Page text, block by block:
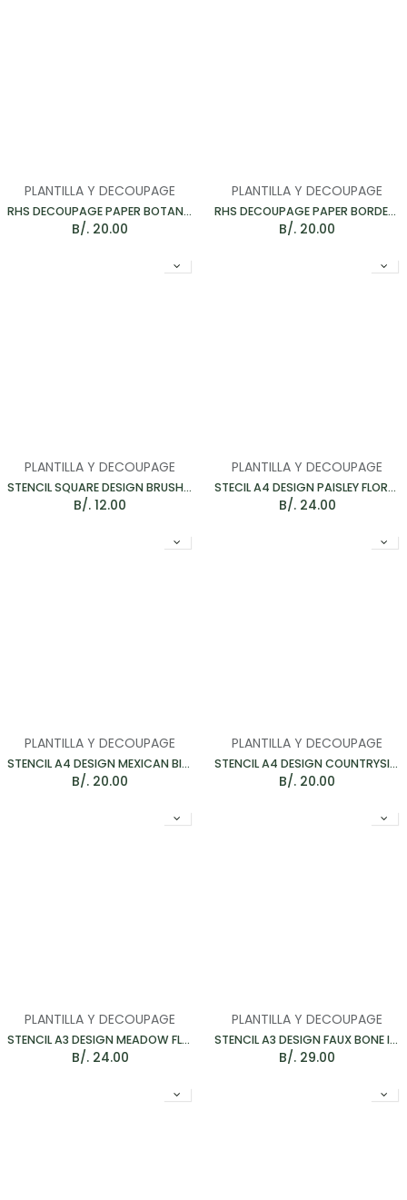
PLANTILLA Y DECOUPAGE
RHS DECOUPAGE PAPER BOTANICAL DRAWINGS - PAPEL PARA MUEBLES 67*48CM
B/. 20.00
PLANTILLA Y DECOUPAGE
RHS DECOUPAGE PAPER BORDERS - PAPEL PARA MUEBLES 67*48CM
B/. 20.00
PLANTILLA Y DECOUPAGE
STENCIL SQUARE DESIGN BRUSHWORK TILE - PLANTILLA 140*140MM
B/. 12.00
PLANTILLA Y DECOUPAGE
STECIL A4 DESIGN PAISLEY FLORAL GARLAND - PLANTILLA PACK 2
B/. 24.00
PLANTILLA Y DECOUPAGE
STENCIL A4 DESIGN MEXICAN BIRDS - PLANTILLA 232*160MM
B/. 20.00
PLANTILLA Y DECOUPAGE
STENCIL A4 DESIGN COUNTRYSIDE BIRD - PLANTILLA 180*191MM
B/. 20.00
PLANTILLA Y DECOUPAGE
STENCIL A3 DESIGN MEADOW FLOWERS - PLANTILLA 371*256MM
B/. 24.00
PLANTILLA Y DECOUPAGE
STENCIL A3 DESIGN FAUX BONE INLAY - PLANTILLA PACK 3
B/. 29.00